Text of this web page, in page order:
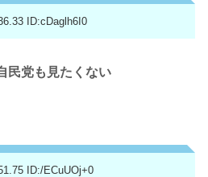
ID:cDaglh6I0
民党も見たくない
ID:/ECuUOj+0